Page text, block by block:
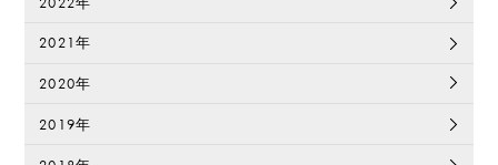
2021年
2020年
2019年